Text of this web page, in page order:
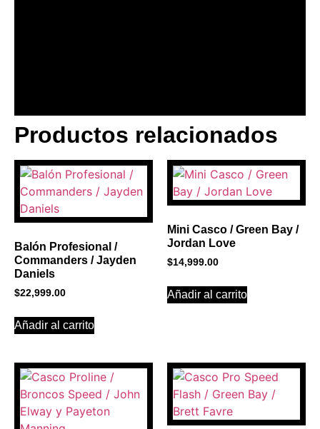
BANNER CON
PROMOCIONES 1
Click Here
Productos relacionados
Balón Profesional /
Commanders / Jayden
Daniels
$22,999.00
Añadir al carrito
Mini Casco / Green Bay /
Jordan Love
$14,999.00
Añadir al carrito